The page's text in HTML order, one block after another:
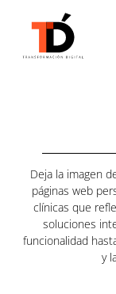
Deja la imagen
páginas web
clínicas que
soluciones
funcionalidad
y